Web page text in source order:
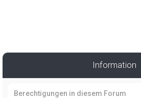
Information
Berechtigungen in diesem Forum